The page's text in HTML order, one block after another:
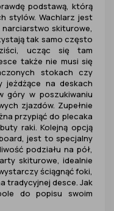
podstawą, którą
stylów. Wachlarz jest
skiturowe,
tak samo często
ucząc się tam
także nie musi się
stokach czy
jeżdżące na deskach
góry w poszukiwaniu
zjazdów. Zupełnie
przypiąć do plecaka
raki. Kolejną opcją
jest to specjalny
podziału na pół,
skiturowe, idealnie
ściągnąć foki,
tradycyjnej desce. Jak
do popisu swoim